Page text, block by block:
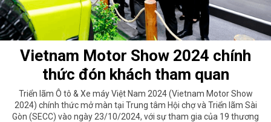
Vietnam Motor Show 2024 chính
thức đón khách tham quan
Triển lãm Ô tô & Xe máy Việt Nam 2024 (Vietnam Motor Show
2024) chính thức mở màn tại Trung tâm Hội chợ và Triển lãm Sài
Gòn (SECC) vào ngày 23/10/2024, với sự tham gia của 19 thương